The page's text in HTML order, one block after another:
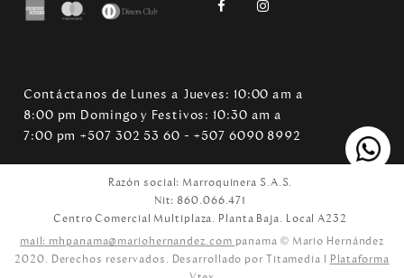
Contáctanos de Lunes a Jueves: 10:00 am a
8:00 pm Domingo y Festivos: 10:30 am a
7:00 pm +507 302 53 60 - +507 6090 8992
Razón social: Marroquinera S.A.S.
Nit: 860.066.471
Centro Comercial Multiplaza. Planta Baja. Local A232
mail: mhpanama@mariohernandez.com panama © Mario Hernández
2020. Derechos reservados. Desarrollado por Titamedia l Plataforma